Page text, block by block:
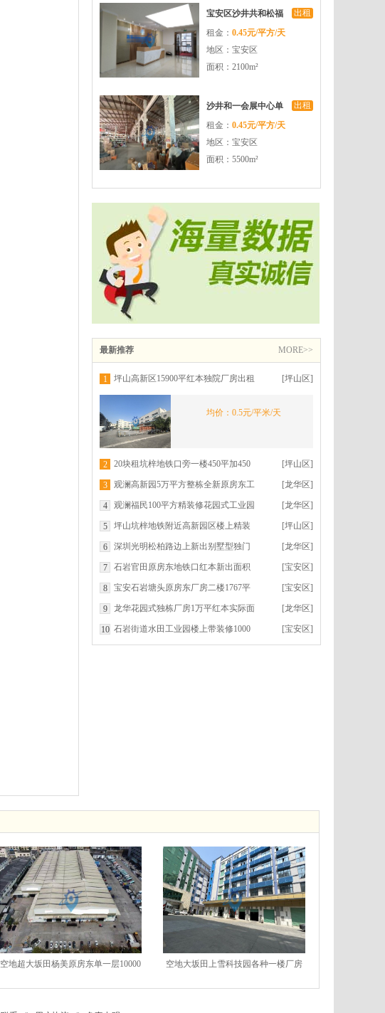
宝安区沙井共和松福
大道附近楼上带装修
2100平方厂房出租
出租
租金： 0.45元/平方/天
地区：宝安区
面积：2100m²
沙井和一会展中心单
一层钢构5500平方
出租
租金： 0.45元/平方/天
地区：宝安区
面积：5500m²
最新推荐 MORE>>
1 坪山高新区15900平红本独院厂房出租 [坪山区]
均价：0.5元/平米/天
2 20块租坑梓地铁口旁一楼450平加450
平红本厂房出租
[坪山区]
3 观澜高新园5万平方整栋全新原房东工
业园红本厂房出租零公摊分租
[龙华区]
4 观澜福民100平方精装修花园式工业园
红本办公室厂房出租可分租
[龙华区]
5 坪山坑梓地铁附近高新园区楼上精装
修1900平厂房出租性价比高
[坪山区]
6 深圳光明松柏路边上新出别墅型独门
独院综合楼4400平出租
[龙华区]
7 石岩官田原房东地铁口红本新出面积
1500平厂房精装修III
[宝安区]
8 宝安石岩塘头原房东厂房二楼1767平
配有精装修
[宝安区]
9 龙华花园式独栋厂房1万平红本实际面
积一楼6米开发商直租无公摊
[龙华区]
10 石岩街道水田工业园楼上带装修1000 [宝安区]
空地超大坂田杨美原房东单一层10000 空地大坂田上雪科技园各种一楼厂房